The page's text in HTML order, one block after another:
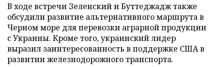
В ходе встречи Зеленский и Буттеджадж также
обсудили развитие альтернативного маршрута в
Черном море для перевозки аграрной продукции
с Украины. Кроме того, украинский лидер
выразил заинтересованность в поддержке США в
развитии железнодорожного транспорта.